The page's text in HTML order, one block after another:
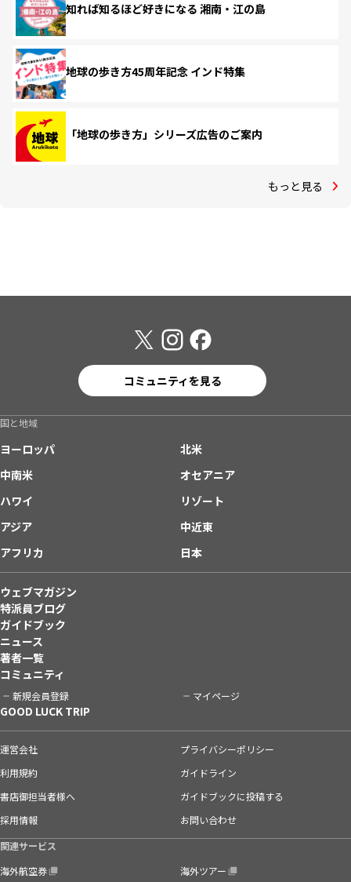
知れば知るほど好きになる 湘南・江の島
地球の歩き方45周年記念 インド特集
「地球の歩き方」シリーズ広告のご案内
もっと見る
コミュニティを見る
国と地域
ヨーロッパ
北米
中南米
オセアニア
ハワイ
リゾート
アジア
中近東
アフリカ
日本
ウェブマガジン
特派員ブログ
ガイドブック
ニュース
著者一覧
コミュニティ
新規会員登録 マイページ
GOOD LUCK TRIP
運営会社
プライバシーポリシー
利用規約
ガイドライン
書店御担当者様へ
ガイドブックに投稿する
採用情報
お問い合わせ
関連サービス
海外航空券
海外ツアー